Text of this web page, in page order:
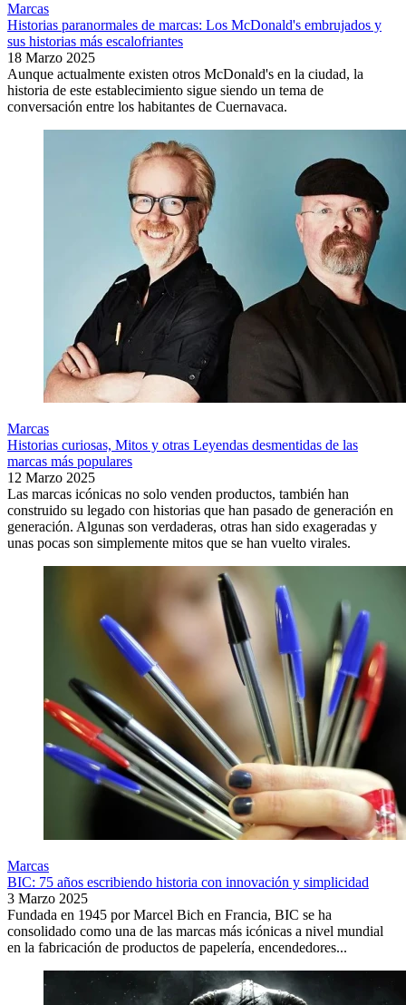
Marcas
Historias paranormales de marcas: Los McDonald's embrujados y
sus historias más escalofriantes
18 Marzo 2025
Aunque actualmente existen otros McDonald's en la ciudad, la
historia de este establecimiento sigue siendo un tema de
conversación entre los habitantes de Cuernavaca.
Marcas
Historias curiosas, Mitos y otras Leyendas desmentidas de las
marcas más populares
12 Marzo 2025
Las marcas icónicas no solo venden productos, también han
construido su legado con historias que han pasado de generación en
generación. Algunas son verdaderas, otras han sido exageradas y
unas pocas son simplemente mitos que se han vuelto virales.
Marcas
BIC: 75 años escribiendo historia con innovación y simplicidad
3 Marzo 2025
Fundada en 1945 por Marcel Bich en Francia, BIC se ha
consolidado como una de las marcas más icónicas a nivel mundial
en la fabricación de productos de papelería, encendedores...